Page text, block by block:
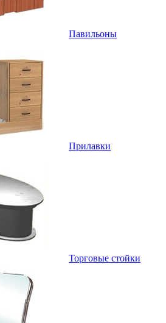
Павильоны
Прилавки
Торговые стойки